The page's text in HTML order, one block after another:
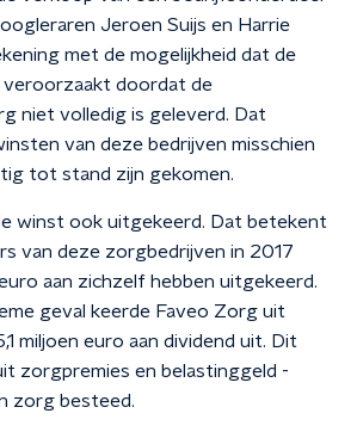
Jeroen Suijs en Harrie
met de mogelijkheid dat de
veroorzaakt doordat de
niet volledig is geleverd. Dat
van deze bedrijven misschien
tot stand zijn gekomen.
winst ook uitgekeerd. Dat betekent
van deze zorgbedrijven in 2017
aan zichzelf hebben uitgekeerd.
geval keerde Faveo Zorg uit
miljoen euro aan dividend uit. Dit
zorgpremies en belastinggeld -
zorg besteed.